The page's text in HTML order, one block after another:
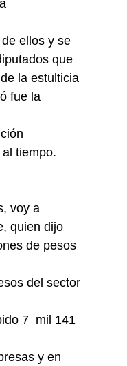
ellos y se
que
la estulticia
fue la
al tiempo.
voy a
quien dijo
de pesos
del sector
7  mil 141
y en